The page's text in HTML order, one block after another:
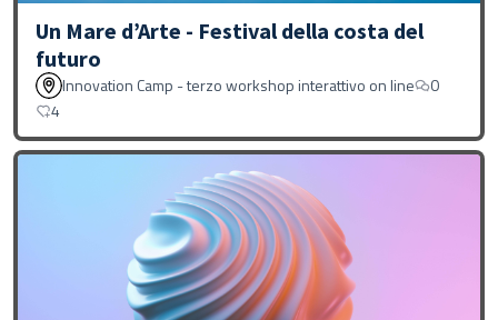
Un Mare d’Arte - Festival della costa del
futuro
Innovation Camp - terzo workshop interattivo on line
0
4